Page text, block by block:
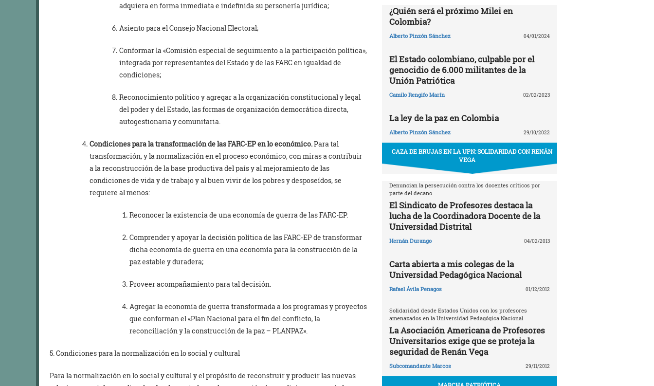
adquiera en forma inmediata e indefinida su personería jurídica;
Asiento para el Consejo Nacional Electoral;
Conformar la «Comisión especial de seguimiento a la participación política»,
integrada por representantes del Estado y de las FARC en igualdad de
condiciones;
Reconocimiento político y agregar a la organización constitucional y legal
del poder y del Estado, las formas de organización democrática directa,
autogestionaria y comunitaria.
Condiciones para la transformación de las FARC-EP en lo económico.Para tal
transformación, y la normalización en el proceso económico, con miras a contribuir
a la reconstrucción de la base productiva del país y al mejoramiento de las
condiciones de vida y de trabajo y al buen vivir de los pobres y desposeídos, se
requiere al menos:
Reconocer la existencia de una economía de guerra de las FARC-EP.
Comprender y apoyar la decisión política de las FARC-EP de transformar
dicha economía de guerra en una economía para la construcción de la
paz estable y duradera;
Proveer acompañamiento para tal decisión.
Agregar la economía de guerra transformada a los programas y proyectos
que conforman el «Plan Nacional para el fin del conflicto, la
reconciliación y la construcción de la paz – PLANPAZ».
5. Condiciones para la normalización en lo social y cultural
Para la normalización en lo social y cultural y el propósito de reconstruir y producir las nuevas
¿Quién será el próximo Milei en
Colombia?
Alberto Pinzón Sánchez 04/01/2024
El Estado colombiano, culpable por el
genocidio de 6.000 militantes de la
Unión Patriótica
Camilo Rengifo Marín 02/02/2023
La ley de la paz en Colombia
Alberto Pinzón Sánchez 29/10/2022
CAZA DE BRUJAS EN LA UPN: SOLIDARIDAD CON RENÁN
VEGA
Denuncian la persecución contra los docentes críticos por
parte del decano
El Sindicato de Profesores destaca la
lucha de la Coordinadora Docente de la
Universidad Distrital
Hernán Durango 04/02/2013
Carta abierta a mis colegas de la
Universidad Pedagógica Nacional
Rafael Ávila Penagos 01/12/2012
Solidaridad desde Estados Unidos con los profesores
amenazados en la Universidad Pedagógica Nacional
La Asociación Americana de Profesores
Universitarios exige que se proteja la
seguridad de Renán Vega
Subcomandante Marcos 29/11/2012